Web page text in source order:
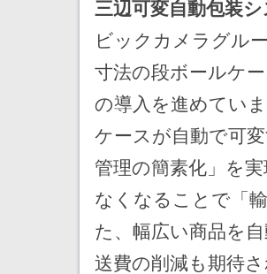
三辺可変自動包装
ビックカメラグル
寸法の段ボールケ
の導入を進めてい
ケースが自動で可
管理の簡素化」を
なくなることで「
た、幅広い商品を
送費の削減も期待